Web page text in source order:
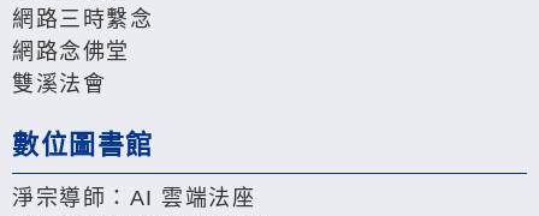
網路三時繫念
網路念佛堂
雙溪法會
數位圖書館
淨宗導師：AI 雲端法座